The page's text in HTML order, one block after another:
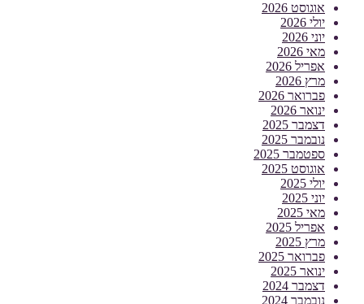
אוגוסט 2026
יולי 2026
יוני 2026
מאי 2026
אפריל 2026
מרץ 2026
פברואר 2026
ינואר 2026
דצמבר 2025
נובמבר 2025
ספטמבר 2025
אוגוסט 2025
יולי 2025
יוני 2025
מאי 2025
אפריל 2025
מרץ 2025
פברואר 2025
ינואר 2025
דצמבר 2024
נובמבר 2024